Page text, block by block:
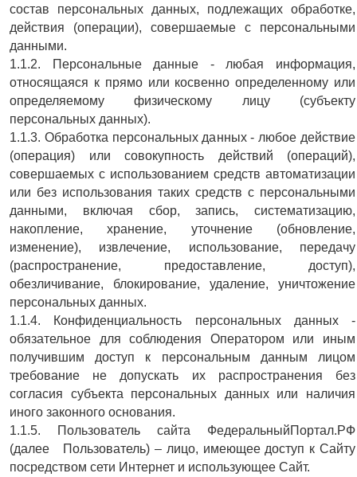
состав персональных данных, подлежащих обработке,
действия (операции), совершаемые с персональными
данными.
1.1.2. Персональные данные - любая информация,
относящаяся к прямо или косвенно определенному или
определяемому физическому лицу (субъекту
персональных данных).
1.1.3. Обработка персональных данных - любое действие
(операция) или совокупность действий (операций),
совершаемых с использованием средств автоматизации
или без использования таких средств с персональными
данными, включая сбор, запись, систематизацию,
накопление, хранение, уточнение (обновление,
изменение), извлечение, использование, передачу
(распространение, предоставление, доступ),
обезличивание, блокирование, удаление, уничтожение
персональных данных.
1.1.4. Конфиденциальность персональных данных -
обязательное для соблюдения Оператором или иным
получившим доступ к персональным данным лицом
требование не допускать их распространения без
согласия субъекта персональных данных или наличия
иного законного основания.
1.1.5. Пользователь сайта ФедеральныйПортал.РФ
(далее Пользователь) – лицо, имеющее доступ к Сайту
посредством сети Интернет и использующее Сайт.